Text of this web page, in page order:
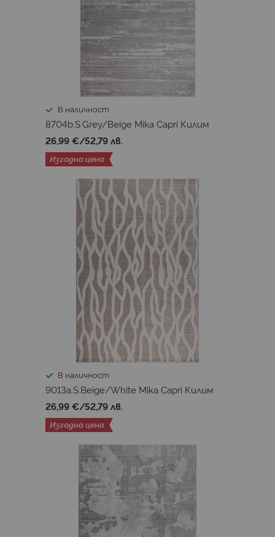
В наличност
8704b.S.Grey/Beige Mika Capri Килим
26,99 €/52,79 лв.
Изгодна цена
В наличност
9013a.S.Beige/White Mika Capri Килим
26,99 €/52,79 лв.
Изгодна цена